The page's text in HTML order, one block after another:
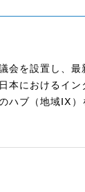
会を設置し、
本におけるイ
ハブ（地域ⅠⅩ